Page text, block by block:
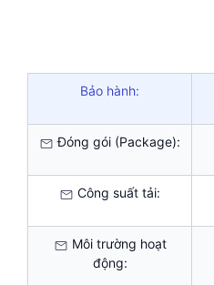
Bảo hành:
Đóng gói (Package):
Công suất tải:
Môi trường hoạt
động: